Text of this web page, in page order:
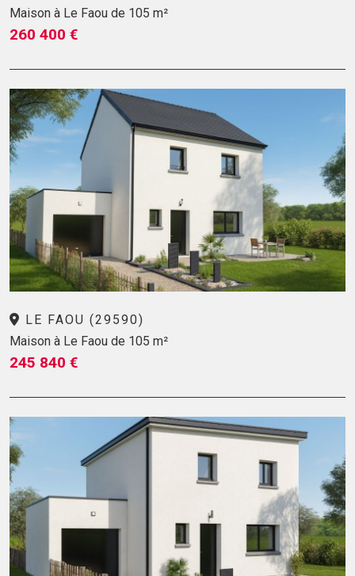
Maison à Le Faou de 105 m²
260 400 €
LE FAOU (29590)
Maison à Le Faou de 105 m²
245 840 €